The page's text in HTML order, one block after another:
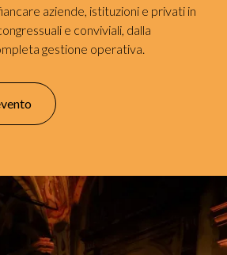
aziende, istituzioni e privati in
e conviviali, dalla
gestione operativa.